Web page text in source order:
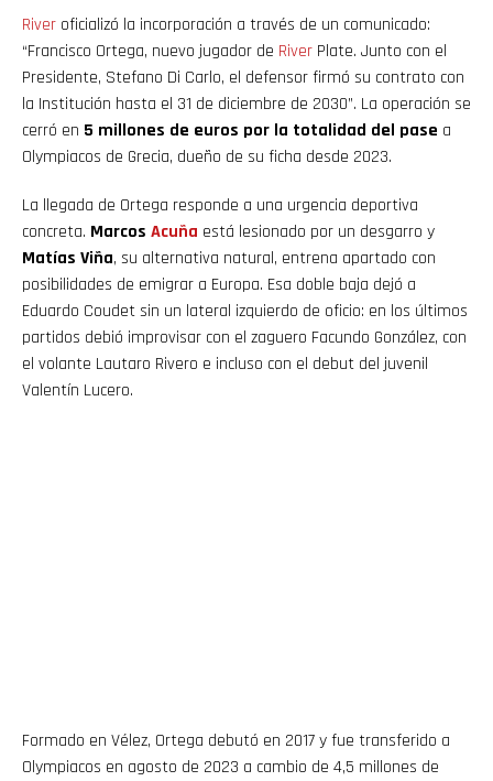
River oficializó la incorporación a través de un comunicado:
“Francisco Ortega, nuevo jugador de River Plate. Junto con el
Presidente, Stefano Di Carlo, el defensor firmó su contrato con
la Institución hasta el 31 de diciembre de 2030”. La operación se
cerró en 5 millones de euros por la totalidad del pase a
Olympiacos de Grecia, dueño de su ficha desde 2023.
La llegada de Ortega responde a una urgencia deportiva
concreta. Marcos Acuña está lesionado por un desgarro y
Matías Viña, su alternativa natural, entrena apartado con
posibilidades de emigrar a Europa. Esa doble baja dejó a
Eduardo Coudet sin un lateral izquierdo de oficio: en los últimos
partidos debió improvisar con el zaguero Facundo González, con
el volante Lautaro Rivero e incluso con el debut del juvenil
Valentín Lucero.
Formado en Vélez, Ortega debutó en 2017 y fue transferido a
Olympiacos en agosto de 2023 a cambio de 4,5 millones de